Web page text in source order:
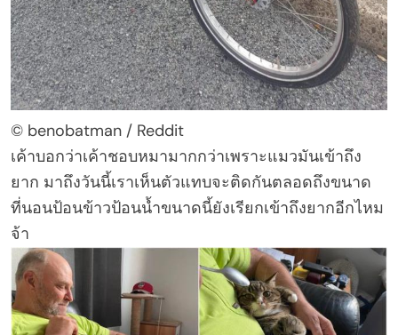
© benobatman / Reddit
เค้าบอกว่าเค้าชอบหมามากกว่าเพราะแมวมันเข้าถึง
ยาก มาถึงวันนี้เราเห็นตัวแทบจะติดกันตลอดถึงขนาด
ที่นอนป้อนข้าวป้อนน้ำขนาดนี้ยังเรียกเข้าถึงยากอีกไหม
จ้า